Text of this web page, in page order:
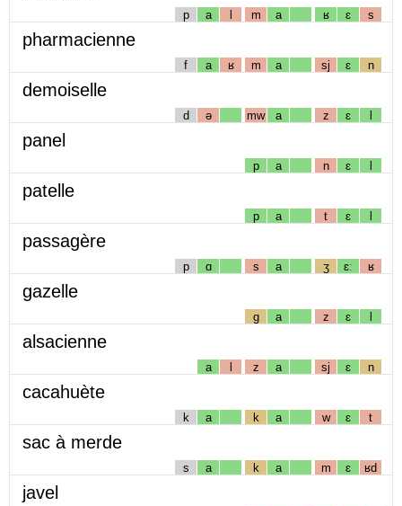
p a l m a ʁ ɛ s
pharmacienne
f a ʁ m a sj ɛ n
demoiselle
d ə mw a z ɛ l
panel
p a n ɛ l
patelle
p a t ɛ l
passagère
p ɑ s a ʒ ɛː ʁ
gazelle
g a z ɛ l
alsacienne
a l z a sj ɛ n
cacahuète
k a k a w ɛ t
sac à merde
s a k a m ɛ ʁd
javel